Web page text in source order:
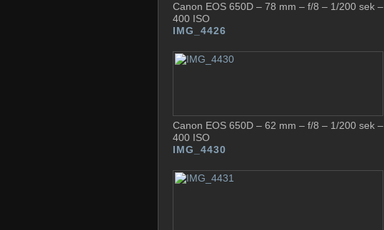
Canon EOS 650D – 78 mm – f/8 – 1/200 sek –
400 ISO
IMG_4426
Canon EOS 650D – 62 mm – f/8 – 1/200 sek –
400 ISO
IMG_4430